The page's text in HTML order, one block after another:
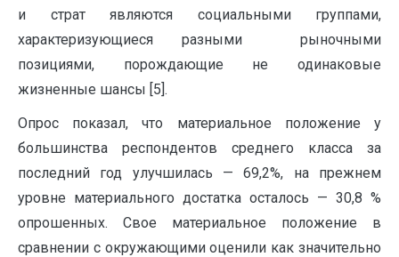
и страт являются социальными группами,
характеризующиеся разными рыночными
позициями, порождающие не одинаковые
жизненные шансы [5].
Опрос показал, что материальное положение у
большинства респондентов среднего класса за
последний год улучшилась — 69,2%, на прежнем
уровне материального достатка осталось — 30,8 %
опрошенных. Свое материальное положение в
сравнении с окружающими оценили как значительно